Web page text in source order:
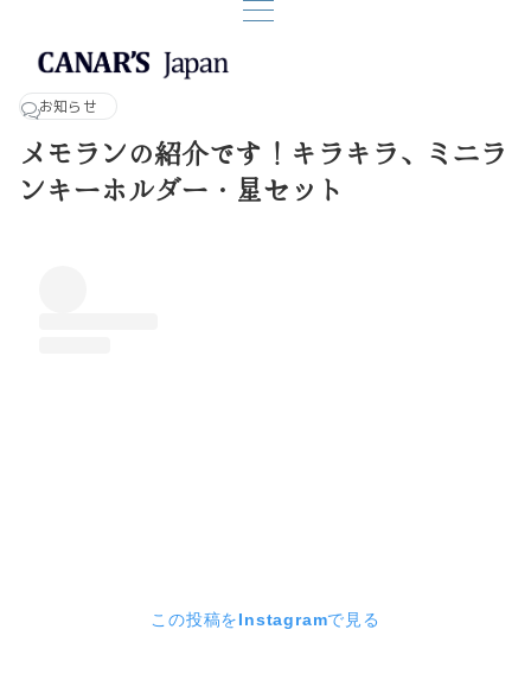
お知らせ
メモランの紹介です！キラキラ、ミニラ
ンキーホルダー・星セット
この投稿をInstagramで見る